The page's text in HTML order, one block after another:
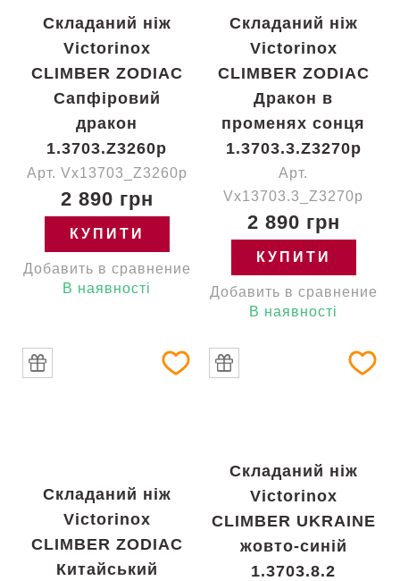
Складаний ніж
Victorinox
CLIMBER ZODIAC
Сапфіровий
дракон
1.3703.Z3260p
Арт. Vx13703_Z3260p
2 890 грн
КУПИТИ
Добавить в сравнение
В наявності
Складаний ніж
Victorinox
CLIMBER ZODIAC
Дракон в
променях сонця
1.3703.3.Z3270p
Арт.
Vx13703.3_Z3270p
2 890 грн
КУПИТИ
Добавить в сравнение
В наявності
Складаний ніж
Victorinox
CLIMBER ZODIAC
Китайський
Складаний ніж
Victorinox
CLIMBER UKRAINE
жовто-синій
1.3703.8.2